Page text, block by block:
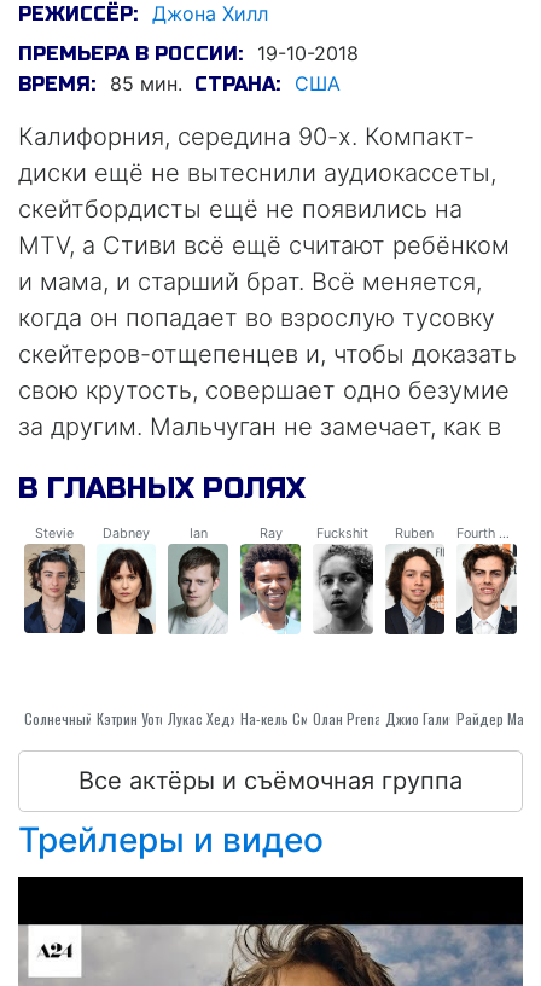
РЕЖИССЁР: Джона Хилл
ПРЕМЬЕРА В РОССИИ: 19-10-2018
ВРЕМЯ: 85 мин. СТРАНА: США
Калифорния, середина 90-х. Компакт-
диски ещё не вытеснили аудиокассеты,
скейтбордисты ещё не появились на
MTV, а Стиви всё ещё считают ребёнком
и мама, и старший брат. Всё меняется,
когда он попадает во взрослую тусовку
скейтеров-отщепенцев и, чтобы доказать
свою крутость, совершает одно безумие
за другим. Мальчуган не замечает, как в
развлечения перестают быть
безобидными.
В ГЛАВНЫХ РОЛЯХ
Stevie
Солнечный Наносит Хлесткий Удар.
Dabney
Кэтрин Уотерстон
Ian
Лукас Хеджес
Ray
На-кель Смит
Fuckshit
Олан Prenatt
Ruben
Джио Галиче
Fourth Grade
Все актёры и съёмочная группа
Трейлеры и видео